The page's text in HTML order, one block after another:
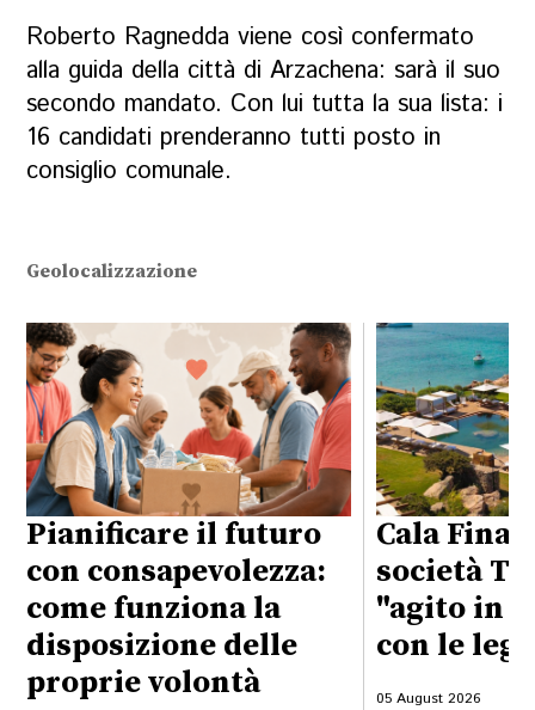
Roberto Ragnedda viene così confermato
alla guida della città di Arzachena: sarà il suo
secondo mandato. Con lui tutta la sua lista: i
16 candidati prenderanno tutti posto in
consiglio comunale.
Geolocalizzazione
Pianificare il futuro
con consapevolezza:
come funziona la
disposizione delle
proprie volontà
Cala
società
"agito in
con le
05 August 2026